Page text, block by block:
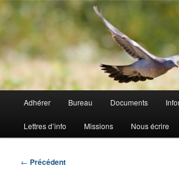
principal
Adhérer Bureau Documents
Lettres d’info Missions Nous écrire
Navigation
← Précédent